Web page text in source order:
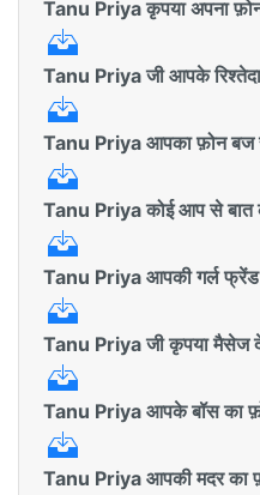
Tanu Priya कृपया अपना
Tanu Priya जी आपके
Tanu Priya आपका फ़ोन बज
Tanu Priya कोई आप से बात
Tanu Priya आपकी गर्ल
Tanu Priya जी कृपया मैसेज
Tanu Priya आपके बॉस का
Tanu Priya आपकी मदर का